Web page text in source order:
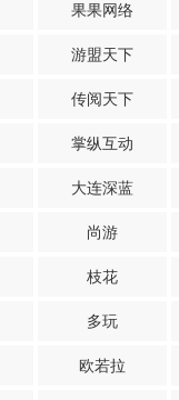
果果网络
游盟天下
传阅天下
掌纵互动
大连深蓝
尚游
枝花
多玩
欧若拉